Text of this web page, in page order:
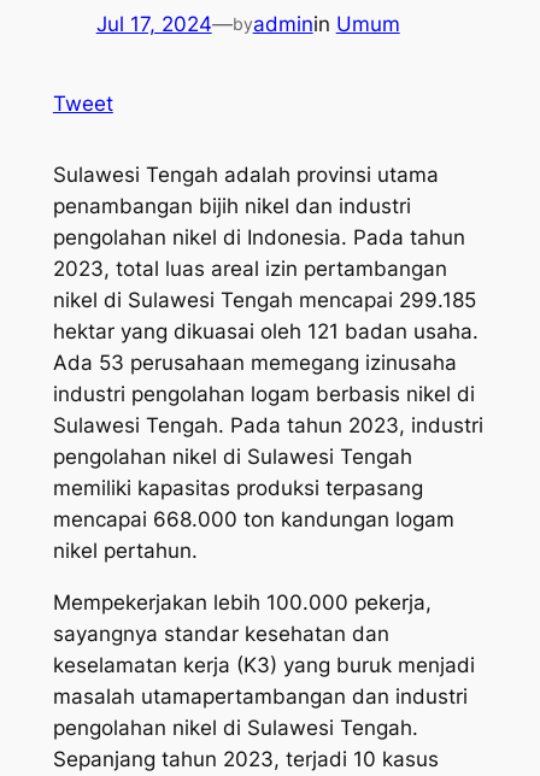
Jul 17, 2024—byadminin Umum
Tweet
Sulawesi Tengah adalah provinsi utama
penambangan bijih nikel dan industri
pengolahan nikel di Indonesia. Pada tahun
2023, total luas areal izin pertambangan
nikel di Sulawesi Tengah mencapai 299.185
hektar yang dikuasai oleh 121 badan usaha.
Ada 53 perusahaan memegang izinusaha
industri pengolahan logam berbasis nikel di
Sulawesi Tengah. Pada tahun 2023, industri
pengolahan nikel di Sulawesi Tengah
memiliki kapasitas produksi terpasang
mencapai 668.000 ton kandungan logam
nikel pertahun.
Mempekerjakan lebih 100.000 pekerja,
sayangnya standar kesehatan dan
keselamatan kerja (K3) yang buruk menjadi
masalah utamapertambangan dan industri
pengolahan nikel di Sulawesi Tengah.
Sepanjang tahun 2023, terjadi 10 kasus